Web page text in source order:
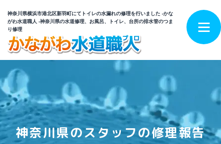
神奈川県横浜市港北区新羽町にてトイレの水漏れの修理を行いました -かな
がわ水道職人 -神奈川県の水道修理、お風呂、トイレ、台所の排水管のつま
り修理
神奈川県のスタッフの修理報告